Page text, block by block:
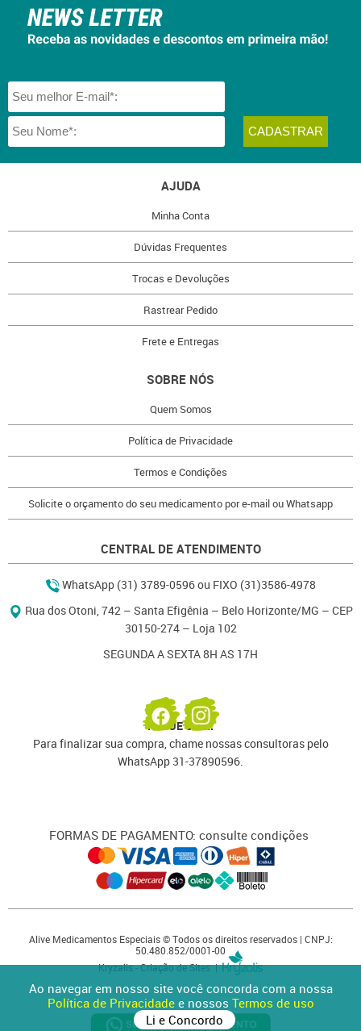
Ao navegar em nosso site você concorda com a nossa
Política de Privacidade e nossos Termos de uso
Li e Concordo
AJUDA
Minha Conta
Dúvidas Frequentes
Trocas e Devoluções
Rastrear Pedido
Frete e Entregas
SOBRE NÓS
Quem Somos
Política de Privacidade
Termos e Condições
Solicite o orçamento do seu medicamento por e-mail ou Whatsapp
CENTRAL DE ATENDIMENTO
WhatsApp (31) 3789-0596 ou FIXO (31)3586-4978
Rua dos Otoni, 742 – Santa Efigênia – Belo Horizonte/MG – CEP
30150-274 – Loja 102
SEGUNDA A SEXTA 8H AS 17H
PAGUE COM:
Para finalizar sua compra, chame nossas consultoras pelo
WhatsApp 31-37890596.
FORMAS DE PAGAMENTO: consulte condições
Alive Medicamentos Especiais © Todos os direitos reservados | CNPJ:
50.480.852/0001-00
Kryzalis - Criação de Sites |